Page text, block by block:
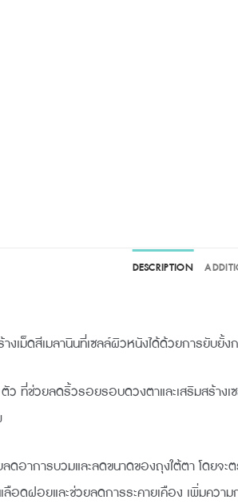
DESCRIPTION
งเม็ดสีเมลานินที่เซลล์ผิวหนังได้ด้วยการยับยั้
ว ที่ช่วยลดริ้วรอยรอบดวงตาและเสริมสร้าง
ดอาการบวมและลดขนาดของถุงใต้ตา โดยจ
ลือดฝอยและช่วยลดการระคายเคือง เพิ่มควา